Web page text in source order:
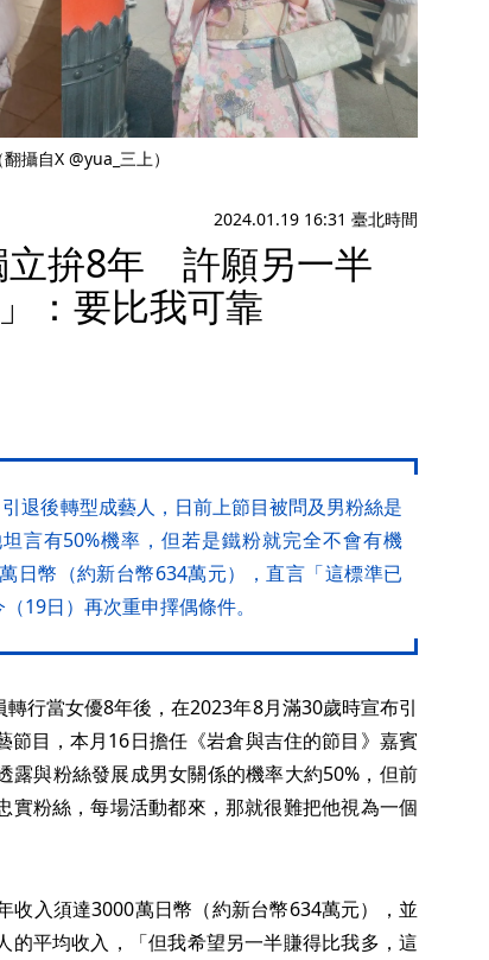
攝自X @yua_三上）
2024.01.19 16:31 臺北時間
立拚8年 許願另一半
：要比我可靠
退後轉型成藝人，日前上節目被問及男粉絲是
言有50%機率，但若是鐵粉就完全不會有機
日幣（約新台幣634萬元），直言「這標準已
19日）再次重申擇偶條件。
行當女優8年後，在2023年8月滿30歲時宣布引
節目，本月16日擔任《岩倉與吉住的節目》嘉賓
露與粉絲發展成男女關係的機率大約50%，但前
實粉絲，每場活動都來，那就很難把他視為一個
收入須達3000萬日幣（約新台幣634萬元），並
的平均收入，「但我希望另一半賺得比我多，這